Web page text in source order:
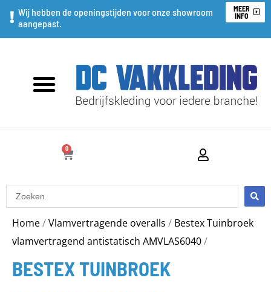
Ga
naar
Wij hebben de openingstijden voor onze showroom
aangepast.
MEER
INFO
0
WINKELWAGEN
Search
...
Home/Vlamvertragende overalls / Bestex Tuinbroek
vlamvertragend antistatisch AMVLAS6040/
BESTEX TUINBROEK